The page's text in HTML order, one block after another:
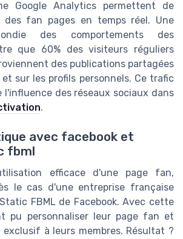
Google Analytics permettent de
des fan pages en temps réel. Une
des comportements des
que 60% des visiteurs réguliers
des publications partagées
sur les profils personnels. Ce trafic
l'influence des réseaux sociaux dans
.
avec facebook et
fbml
efficace d'une page fan,
le cas d'une entreprise française
FBML de Facebook. Avec cette
pu personnaliser leur page fan et
à leurs membres. Résultat ?